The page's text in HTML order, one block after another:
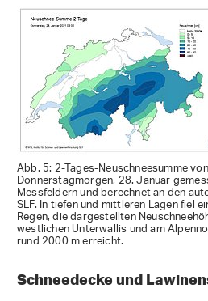
Abb. 5: 2-Tages-Neuschneesumme
Donnerstagmorgen, 28. Januar
Messfeldern und berechnet an den
SLF. In tiefen und mittleren Lagen fiel
Regen, die dargestellten
westlichen Unterwallis und am
rund 2000 m erreicht.
Schneedecke und